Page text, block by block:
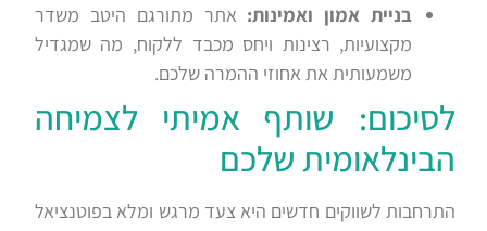
בניית אמון ואמינות: אתר מתורגם היטב משדר
מקצועיות, רצינות ויחס מכבד ללקוח, מה שמגדיל
משמעותית את אחוזי ההמרה שלכם.
לסיכום: שותף אמיתי לצמיחה
הבינלאומית שלכם
התרחבות לשווקים חדשים היא צעד מרגש ומלא בפוטנציאל